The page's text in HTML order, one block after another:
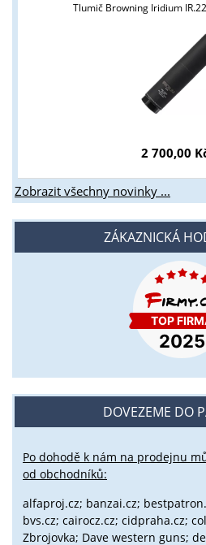
Tlumič Browning Iridium
2 700,00
Zobrazit všechny novinky ...
ZÁKAZNICKÁ
DOVEZEME DO
Po dohodě k nám na prodejnu
od obchodníků:
alfaproj.cz; banzai.cz;
bvs.cz; cairocz.cz; cidpraha.cz;
Zbrojovka; Dave western guns;